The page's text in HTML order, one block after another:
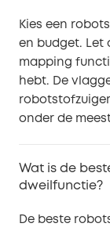
Kies een
en budget. Let
mapping
hebt. De
onder de
Wat is de
dweilfunctie?
De beste